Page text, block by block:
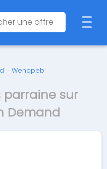
› Wenopeb
parraine sur
Demand